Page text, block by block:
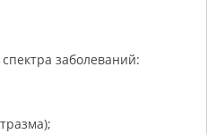
заболеваний: